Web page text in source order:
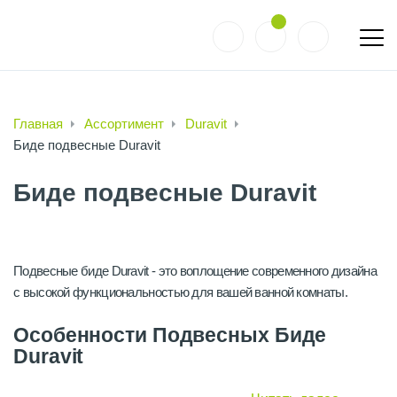
Главная Ассортимент
Duravit
Биде подвесные Duravit
Биде подвесные Duravit
Подвесные биде Duravit - это воплощение современного дизайна
с высокой функциональностью для вашей ванной комнаты.
Особенности Подвесных Биде
Duravit